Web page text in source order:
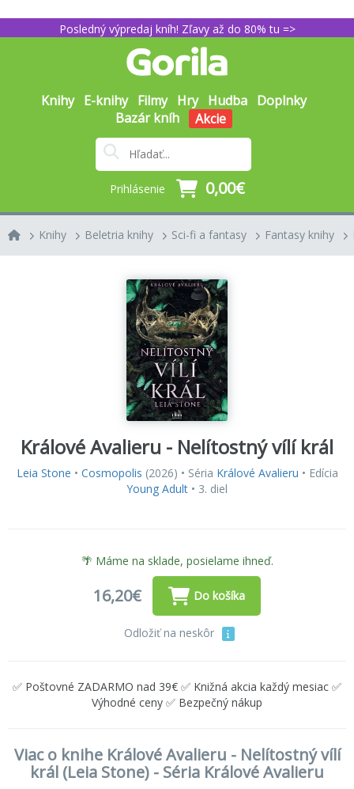
Posledný výpredaj kníh! Zľavy až do 80% tu =>
Knihy E-knihy Filmy Hry Hudba Doplnky
Bazár kníh
Akcie
Prihlásenie 0,00€
Knihy Beletria knihy Sci-fi a fantasy Fantasy knihy
Králové Avalieru - Nelítostný vílí král
Leia Stone • Cosmopolis (2026) • Séria Králové Avalieru • Edícia
Young Adult • 3. diel
🌴 Máme na sklade, posielame ihneď.
16,20€ Do košíka
Odložiť na neskôr
✅ Poštovné ZADARMO nad 39€ ✅ Knižná akcia každý mesiac ✅
Výhodné ceny ✅ Bezpečný nákup
Viac o knihe Králové Avalieru - Nelítostný vílí
král (Leia Stone) - Séria Králové Avalieru